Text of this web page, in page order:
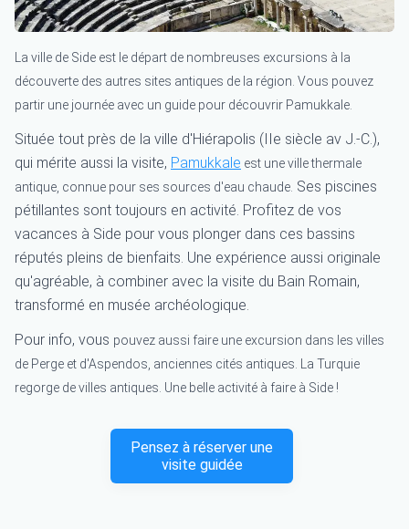
La ville de Side est le départ de nombreuses excursions à la
découverte des autres sites antiques de la région. Vous pouvez
partir une journée avec un guide pour découvrir Pamukkale.
Située tout près de la ville d'Hiérapolis (IIe siècle av J.-C.),
qui mérite aussi la visite, Pamukkale est une ville thermale
antique, connue pour ses sources d'eau chaude. Ses piscines
pétillantes sont toujours en activité. Profitez de vos
vacances à Side pour vous plonger dans ces bassins
réputés pleins de bienfaits. Une expérience aussi originale
qu'agréable, à combiner avec la visite du Bain Romain,
transformé en musée archéologique.
Pour info, vous pouvez aussi faire une excursion dans les villes
de Perge et d'Aspendos, anciennes cités antiques. La Turquie
regorge de villes antiques. Une belle activité à faire à Side !
Pensez à réserver une
visite guidée